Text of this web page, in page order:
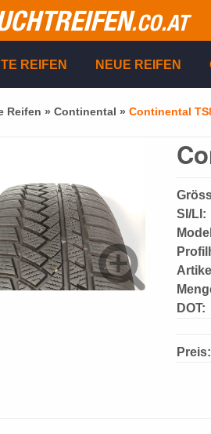
.CO.AT
REIFEN NEUE REIFEN
Reifen » Continental » Continental
SI/LI:
DOT:
Preis: